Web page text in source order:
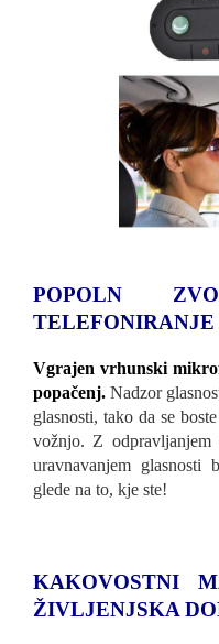
POPOLN
TELEFONIRANJE
Vgrajen vrhunski
popačenj.Nadzor
glasnosti, tako da se
vožnjo. Z odpravljanjem
uravnavanjem
glede na to, kje ste!
KAKOVOSTNI
ŽIVLJENJSKA